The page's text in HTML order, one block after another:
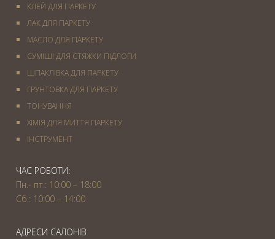
КЛЕЙ ДЛЯ ПАРКЕТУ
ЛАК ДЛЯ ПАРКЕТУ
МАСЛО ДЛЯ ПАРКЕТУ
СУМІШІ ДЛЯ СТЯЖКИ ПІДЛОГИ
ШПАКЛІВКА ДЛЯ ПАРКЕТУ
ГРУНТОВКА ДЛЯ ПАРКЕТУ
ТОНУВАННЯ
ХІМІЯ ДЛЯ МИТТЯ ПАРКЕТУ
IНСТРУМЕНТ
ЧАС РОБОТИ:
Пн.- пт.: 10:00 – 18:00
Сб.: 10:00 – 14:00
АДРЕСИ САЛОНІВ